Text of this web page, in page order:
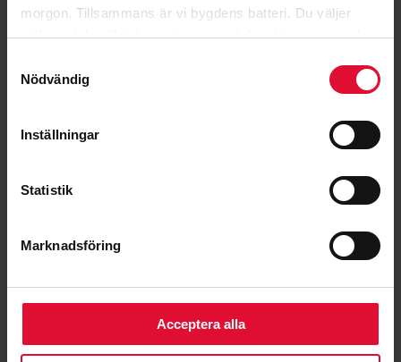
morgon. Tillsammans är vi bygdens batteri. Du väljer
själv vad du vill dela med oss – och kan läsa mer om hur
Nödvändig
Inställningar
Statistik
Marknadsföring
Acceptera alla
Elpriset påverkas av flera olika faktorer.
temperatur och vind hör till det som spelar in.
också elpriserna i omkringliggande länder betydelsefulla.
Därigenom inverkar även världskonjunkturen och priset
Det enda vi kan säga säkert är att elpriset kommer att
5 SAKER ATT VETA OM SPOTPRIS